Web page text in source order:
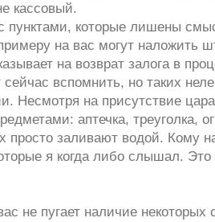
кассовый.
пунктами, которые лишены
на вас могут наложить
на возврат залога в
вспомнить, но таких
на присутствие
аптечка, треуголка,
просто заливают водой. Кому
я когда либо слышал.
не пугает наличие некоторых